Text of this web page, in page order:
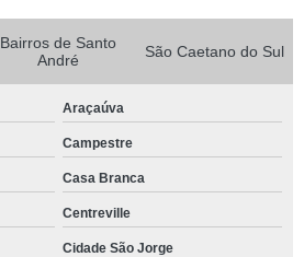
Bairros de Santo
André
São Caetano do Sul
Araçaúva
Campestre
Casa Branca
Centreville
Cidade São Jorge